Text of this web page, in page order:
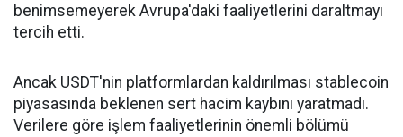
benimsemeyerek Avrupa'daki faaliyetlerini daraltmayı
tercih etti.
Ancak USDT'nin platformlardan kaldırılması stablecoin
piyasasında beklenen sert hacim kaybını yaratmadı.
Verilere göre işlem faaliyetlerinin önemli bölümü